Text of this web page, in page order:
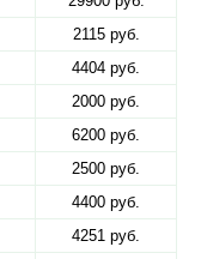
2115 руб.
4404 руб.
2000 руб.
6200 руб.
2500 руб.
4400 руб.
4251 руб.